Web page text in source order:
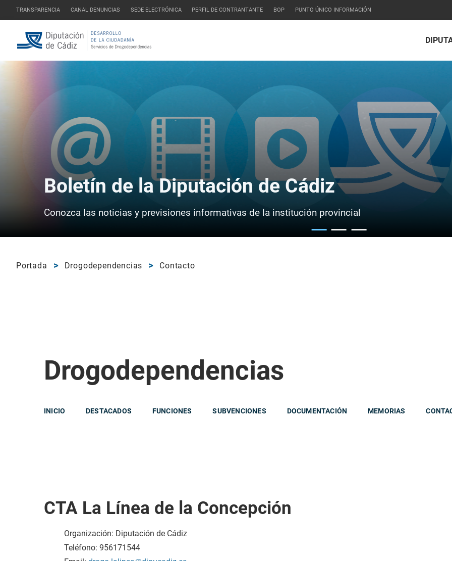
TRANSPARENCIA CANAL DENUNCIAS SEDE ELECTRÓNICA PERFIL DE CONTRANTANTE BOP PUNTO ÚNICO INFORMACIÓN
Boletín de la Diputación de Cádiz
Conozca las noticias y previsiones informativas de la institución provincial
Portada Drogodependencias Contacto
Drogodependencias
INICIO DESTACADOS FUNCIONES SUBVENCIONES DOCUMENTACIÓN MEMORIAS
CTA La Línea de la Concepción
Organización: Diputación de Cádiz
Teléfono: 956171544